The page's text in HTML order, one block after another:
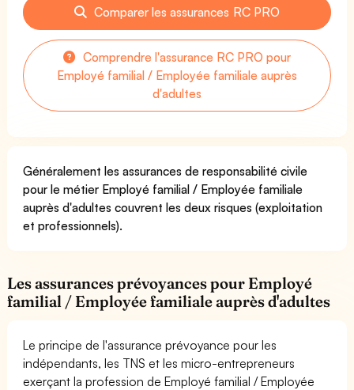
Comparer les assurances RC PRO
Comprendre l'assurance RC PRO pour
Employé familial / Employée familiale auprès
d'adultes
Généralement les assurances de responsabilité civile
pour le métier Employé familial / Employée familiale
auprès d'adultes couvrent les deux risques (exploitation
et professionnels).
Les assurances prévoyances pour Employé
familial / Employée familiale auprès d'adultes
Le principe de l'assurance prévoyance pour les
indépendants, les TNS et les micro-entrepreneurs
exerçant la profession de Employé familial / Employée